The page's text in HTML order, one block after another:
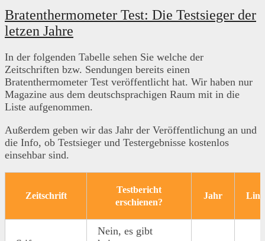
Bratenthermometer Test: Die Testsieger der
letzen Jahre
In der folgenden Tabelle sehen Sie welche der
Zeitschriften bzw. Sendungen bereits einen
Bratenthermometer Test veröffentlicht hat. Wir haben nur
Magazine aus dem deutschsprachigen Raum mit in die
Liste aufgenommen.
Außerdem geben wir das Jahr der Veröffentlichung an und
die Info, ob Testsieger und Testergebnisse kostenlos
einsehbar sind.
Zeitschrift
Testbericht
erschienen?
Jahr Link
Nein, es gibt